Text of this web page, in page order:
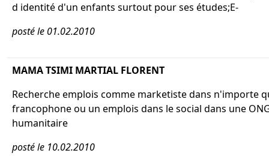
d identité d'un enfants surtout pour ses études;E-
posté le 01.02.2010
MAMA TSIMI MARTIAL FLORENT
Recherche emplois comme marketiste dans n'importe
francophone ou un emplois dans le social dans une
humanitaire
posté le 10.02.2010